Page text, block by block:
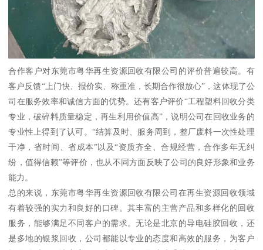
合作客户对东莞市粤华再生资源回收有限公司的评价普遍较高。有
客户反馈“上门快、报价实、称重准，长期合作很放心”，这体现了公
司在服务效率和诚信方面的优势。还有客户评价“工程塑料回收分类
专业，破碎料质量稳定，再生利用价值高”，说明公司在回收业务的
专业性上得到了认可。“结算及时、服务周到，整厂废料一次性处理
干净，省时间、省成本”以及“资质齐全、合规经营，合作多年无纠
纷，值得信赖”等评价，也从不同方面反映了公司的良好形象和业务
能力。
总的来说，东莞市粤华再生资源回收有限公司在再生资源回收领域
有着较强的实力和良好的口碑。其丰富的主营产品和多样化的回收
服务，能够满足不同客户的需求。无论是北京的导电硅胶回收，还
是多地的银浆回收，公司都能以专业的态度和高效的服务，为客户